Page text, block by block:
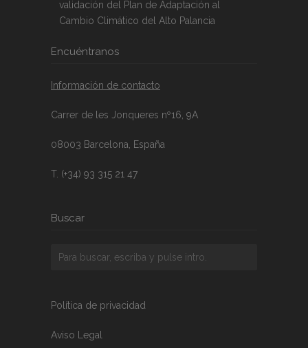
validación del Plan de Adaptación al
Cambio Climático del Alto Palancia
Encuéntranos
Información de contacto
Carrer de les Jonqueres nº16, 9A
08003 Barcelona, España
T. (+34) 93 315 21 47
Buscar
Política de privacidad
Aviso Legal